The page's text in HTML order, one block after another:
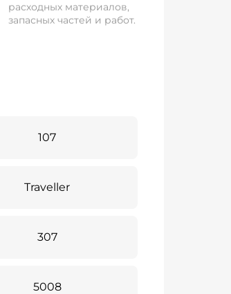
расходных материалов,
запасных частей и работ.
107
Traveller
307
5008